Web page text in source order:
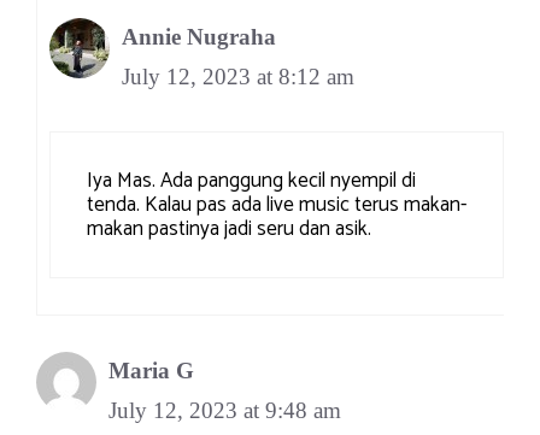
Annie Nugraha
July 12, 2023 at 8:12 am
Iya Mas. Ada panggung kecil nyempil di
tenda. Kalau pas ada live music terus makan-
makan pastinya jadi seru dan asik.
Maria G
July 12, 2023 at 9:48 am